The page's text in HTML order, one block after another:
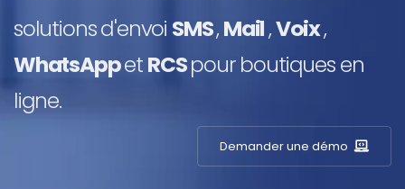
solutions d'envoi SMS,Mail,Voix,
WhatsAppetRCSpour boutiques en
ligne.
Demander une démo